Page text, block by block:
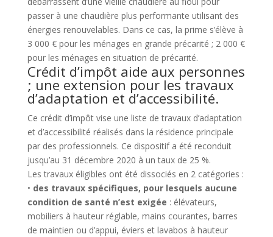
passer à une chaudière plus performante utilisant des
énergies renouvelables. Dans ce cas, la prime s’élève à
3 000 € pour les ménages en grande précarité ; 2 000 €
pour les ménages en situation de précarité.
Crédit d’impôt aide aux personnes
; une extension pour les travaux
d’adaptation et d’accessibilité.
Ce crédit d’impôt vise une liste de travaux d’adaptation
et d’accessibilité réalisés dans la résidence principale
par des professionnels. Ce dispositif a été reconduit
jusqu’au 31 décembre 2020 à un taux de 25 %.
Les travaux éligibles ont été dissociés en 2 catégories :
• des travaux spécifiques, pour lesquels aucune
condition de santé n’est exigée : élévateurs,
mobiliers à hauteur réglable, mains courantes, barres
de maintien ou d’appui, éviers et lavabos à hauteur